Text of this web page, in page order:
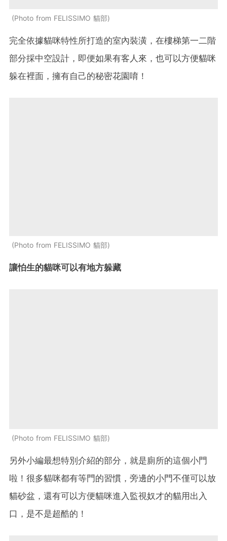
Photo from FELISSIMO 貓部
完全依據貓咪特性所打造的室內裝潢，在樓梯第一二階
部分採中空設計，即便如果有客人來，也可以方便貓咪
躲在裡面，擁有自己的秘密花園唷！
Photo from FELISSIMO 貓部
讓怕生的貓咪可以有地方躲藏
Photo from FELISSIMO 貓部
另外小編最想特別介紹的部分，就是廁所的這個小門
啦！很多貓咪都有等門的習慣，旁邊的小門不僅可以放
貓砂盆，還有可以方便貓咪進入監視奴才的貓用出入
口，是不是超酷的！